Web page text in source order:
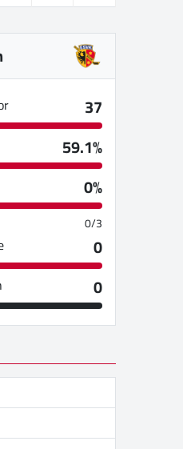
37
59.1%
0%
0/3
0
0